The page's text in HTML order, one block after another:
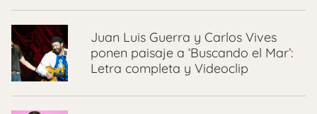
Juan Luis Guerra y Carlos Vives
ponen paisaje a ‘Buscando el Mar’:
Letra completa y Videoclip